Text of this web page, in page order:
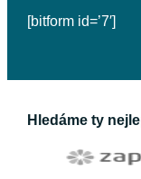
[bitform id=’7′]
Hledáme ty